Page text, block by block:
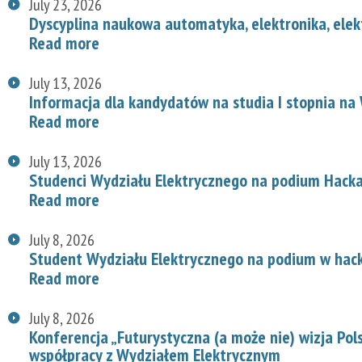
July 23, 2026
Dyscyplina naukowa automatyka, elektronika,
Read more
July 13, 2026
Informacja dla kandydatów na studia I stopnia na
Read more
July 13, 2026
Studenci Wydziału Elektrycznego na podium
Read more
July 8, 2026
Student Wydziału Elektrycznego na podium w
Read more
July 8, 2026
Konferencja „Futurystyczna (a może nie) wizja
współpracy z Wydziałem Elektrycznym